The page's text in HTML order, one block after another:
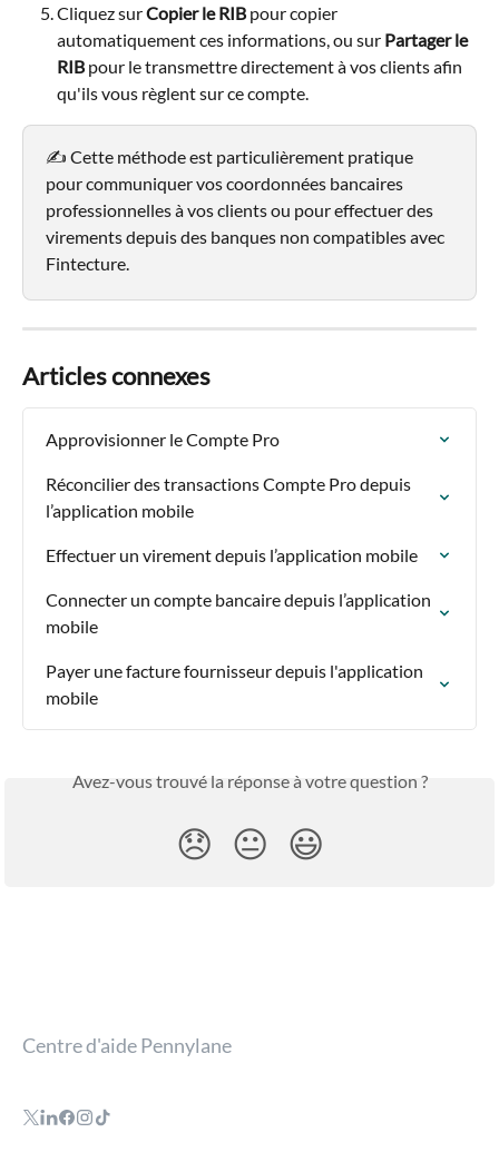
Cliquez sur Copier le RIB pour copier
automatiquement ces informations, ou sur Partager le
RIB pour le transmettre directement à vos clients afin
qu'ils vous règlent sur ce compte.
✍️ Cette méthode est particulièrement pratique
pour communiquer vos coordonnées bancaires
professionnelles à vos clients ou pour effectuer des
virements depuis des banques non compatibles avec
Fintecture.
Articles connexes
Approvisionner le Compte Pro
Réconcilier des transactions Compte Pro depuis
l’application mobile
Effectuer un virement depuis l’application mobile
Connecter un compte bancaire depuis l’application
mobile
Payer une facture fournisseur depuis l'application
mobile
Avez-vous trouvé la réponse à votre question ?
😞 😐 😃
Centre d'aide Pennylane